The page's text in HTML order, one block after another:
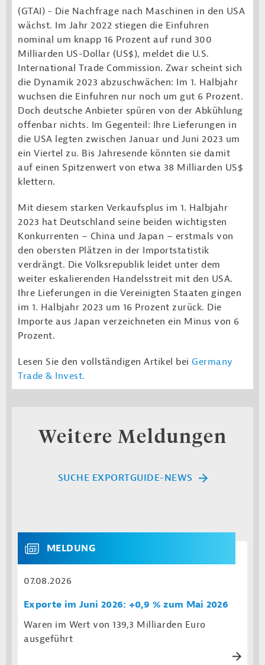
(GTAI) - Die Nachfrage nach Maschinen in den USA
wächst. Im Jahr 2022 stiegen die Einfuhren
nominal um knapp 16 Prozent auf rund 300
Milliarden US-Dollar (US$), meldet die U.S.
International Trade Commission. Zwar scheint sich
die Dynamik 2023 abzuschwächen: Im 1. Halbjahr
wuchsen die Einfuhren nur noch um gut 6 Prozent.
Doch deutsche Anbieter spüren von der Abkühlung
offenbar nichts. Im Gegenteil: Ihre Lieferungen in
die USA legten zwischen Januar und Juni 2023 um
ein Viertel zu. Bis Jahresende könnten sie damit
auf einen Spitzenwert von etwa 38 Milliarden US$
klettern.
Mit diesem starken Verkaufsplus im 1. Halbjahr
2023 hat Deutschland seine beiden wichtigsten
Konkurrenten – China und Japan – erstmals von
den obersten Plätzen in der Importstatistik
verdrängt. Die Volksrepublik leidet unter dem
weiter eskalierenden Handelsstreit mit den USA.
Ihre Lieferungen in die Vereinigten Staaten gingen
im 1. Halbjahr 2023 um 16 Prozent zurück. Die
Importe aus Japan verzeichneten ein Minus von 6
Prozent.
Lesen Sie den vollständigen Artikel bei Germany
Trade & Invest.
Weitere Meldungen
SUCHE EXPORTGUIDE-NEWS
MELDUNG
07.08.2026
Exporte im Juni 2026: +0,9 % zum Mai 2026
Waren im Wert von 139,3 Milliarden Euro
ausgeführt